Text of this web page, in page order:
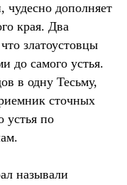
чудесно дополняет
края. Два
златоустовцы
до самого устья.
в одну Тесьму,
сточных
устья по
называли